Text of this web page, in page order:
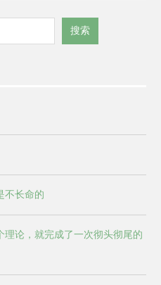
搜索
不长命的
论，就完成了一次彻头彻尾的